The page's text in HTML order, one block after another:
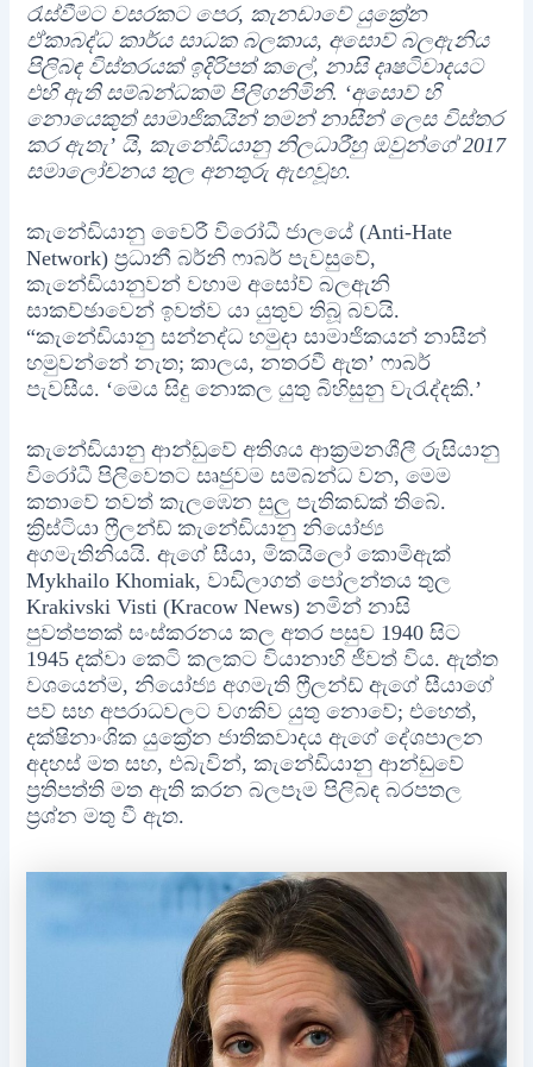
රැස්වීමට වසරකට පෙර, කැනඩාවේ යුක්‍රේන
ඒකාබද්ධ කාර්ය සාධක බලකාය, අසොව් බලඇනිය
පිලිබඳ විස්තරයක් ඉදිරිපත් කලේ, නාසි දෘෂටිවාදයට
එහි ඇති සම්බන්ධකම් පිලිගනිමිනි. ‘අසොව් හි
නොයෙකුත් සාමාජිකයින් තමන් නාසීන් ලෙස විස්තර
කර ඇතැ’ යි, කැනේඩියානු නිලධාරීහු ඔවුන්ගේ 2017
සමාලෝචන‌ය තුල අනතුරු ඇඟවූහ.
කැනේඩියානු වෛරී විරෝධී ජාලයේ (Anti-Hate
Network) ප්‍රධානී බර්නි ෆාබර් පැවසුවේ,
කැනේඩියානුවන් වහාම අසෝව් බලඇනි
සාකච්ඡාවෙන් ඉවත්ව යා යුතුව තිබූ බවයි.
“කැනේඩියානු සන්නද්ධ හමුදා සාමාජිකයන් නාසීන්
හමුවන්නේ නැත; කාලය, නතරවී ඇත’ ෆාබර්
පැවසීය. ‘මෙය සිදු නොකල යුතු බිහිසුනු වැරැද්දකි.’
කැනේඩියානු ආන්ඩුවේ අතිශය ආක්‍රමනශීලී රුසියානු
විරෝධී පිලිවෙතට සෘජුවම සම්බන්ධ වන, මෙම
කතාවේ තවත් කැලඹෙන සුලු පැතිකඩක් තිබේ.
ක්‍රිස්ටියා ෆ්‍රීලන්ඩ් කැනේඩියානු නියෝජ්‍ය
අගමැතිනියයි. ඇගේ සීයා, මිකයිලෝ කොමිඇක්
Mykhailo Khomiak, වාඩිලාගත් පෝලන්තය තුල
Krakivski Visti (Kracow News) නමින් නාසි
පුවත්පතක් සංස්කරනය කල අතර පසුව 1940 සිට
1945 දක්වා කෙටි කලකට වියානාහි ජීවත් විය. ඇත්ත
වශයෙන්ම, නියෝජ්‍ය අගමැති ෆ්‍රීලන්ඩ් ඇගේ සීයාගේ
පව් සහ අපරාධවලට වගකිව යුතු නොවේ; එහෙත්,
දක්ෂිනාංශික යුක්‍රේන ජාතිකවාදය ඇගේ දේශපාලන
අදහස් මත සහ, එබැවින්, කැනේඩියානු ආන්ඩුවේ
ප්‍රතිපත්ති මත ඇති කරන බලපෑම පිලිබඳ බරපතල
ප්‍රශ්න මතු වී ඇත.